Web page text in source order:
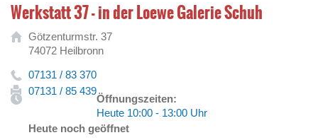
Werkstatt 37 - in der Loewe Galerie Schuh
Götzenturmstr. 37
74072 Heilbronn
07131 / 83 370
07131 / 85 439
Öffnungszeiten:
Heute 10:00 - 13:00 Uhr
Heute noch geöffnet